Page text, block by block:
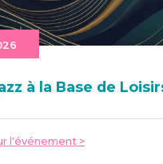
à la Base de
l'événement >